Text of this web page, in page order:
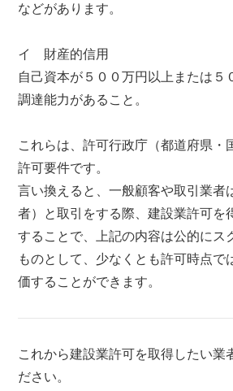
などがあります。
イ 財産的信用
自己資本が５００万円以上または５
調達能力があること。
これらは、許可行政庁（都道府県・
許可要件です。
言い換えると、一般顧客や取引業者
者）と取引をする際、建設業許可を
することで、上記の内容は公的にス
ものとして、少なくとも許可時点で
価することができます。
これから建設業許可を取得したい業
ださい。